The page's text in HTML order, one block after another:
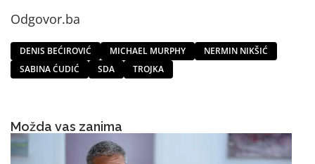
Odgovor.ba
DENIS BEĆIROVIĆ MICHAEL MURPHY
NERMIN NIKŠIĆ
SABINA ĆUDIĆ
SDA TROJKA
Možda vas zanima